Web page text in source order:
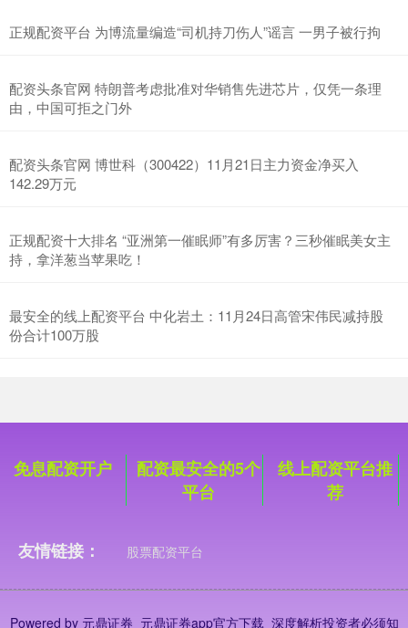
北证50
正规配资平台 为博流量编造“司机持刀伤人”谣言 一男子被行拘
配资头条官网 特朗普考虑批准对华销售先进芯片，仅凭一条理
由，中国可拒之门外
配资头条官网 博世科（300422）11月21日主力资金净买入
142.29万元
正规配资十大排名 “亚洲第一催眠师”有多厉害？三秒催眠美女主
持，拿洋葱当苹果吃！
最安全的线上配资平台 中化岩土：11月24日高管宋伟民减持股
份合计100万股
免息配资开户
配资最安全的5个
平台
线上配资平台推
荐
友情链接： 股票配资平台
Powered by 元鼎证券_元鼎证券app官方下载_深度解析投资者必须知